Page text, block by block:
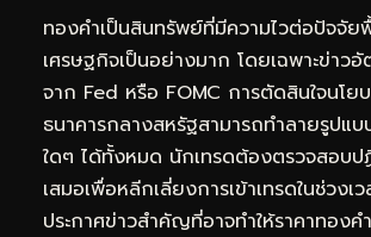
ทองคำเป็นสินทรัพย์ที่มีความไวต่อปัจจัย
เศรษฐกิจเป็นอย่างมาก โดยเฉพาะข่าว
จาก Fed หรือ FOMC การตัดสินใจนโย
ธนาคารกลางสหรัฐสามารถทำลายรูปแบ
ใดๆ ได้ทั้งหมด นักเทรดต้องตรวจสอบป
เสมอเพื่อหลีกเลี่ยงการเข้าเทรดในช่วงเ
ประกาศข่าวสำคัญที่อาจทำให้ราคาทองค